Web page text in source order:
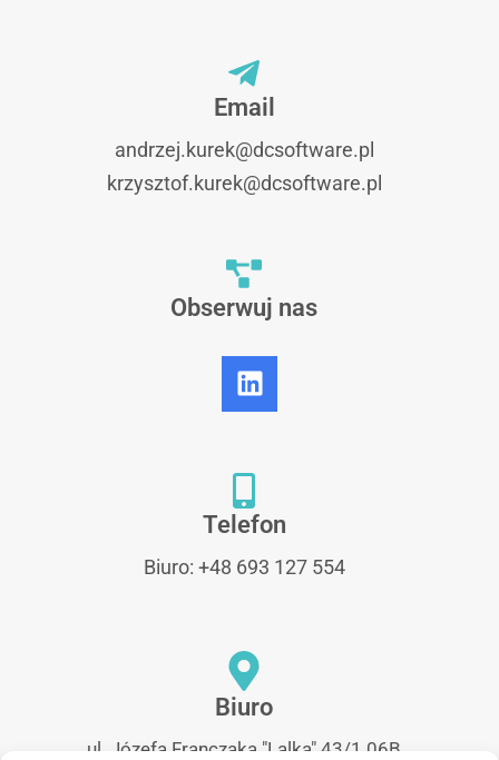
Email
andrzej.kurek@dcsoftware.pl
krzysztof.kurek@dcsoftware.pl
Obserwuj nas
Telefon
Biuro: +48 693 127 554
Biuro
ul. Józefa Franczaka "Lalka" 43/1.06B